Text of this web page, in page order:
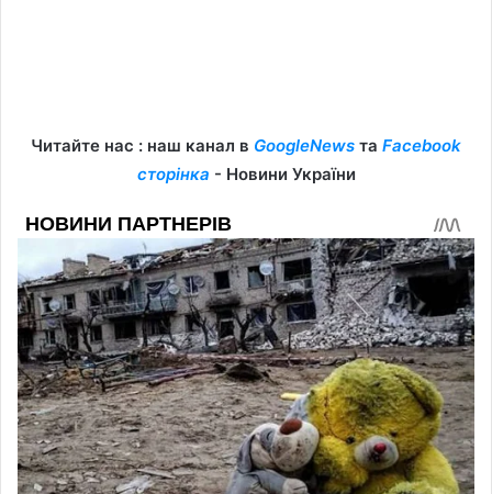
Читайте нас : наш канал в GoogleNews та Facebook
сторінка - Новини України